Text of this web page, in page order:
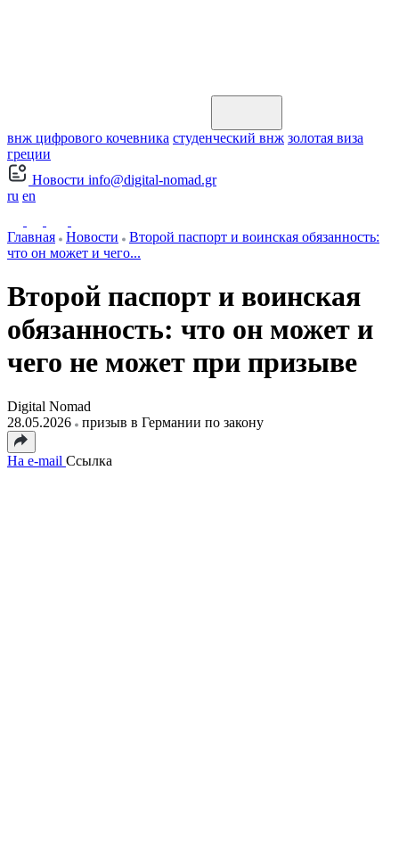
внж цифрового кочевника студенческий внж золотая виза
греции
Новости info@digital-nomad.gr
ru en
Главная Новости
Второй паспорт и воинская обязанность:
что он может и чего...
Второй паспорт и воинская
обязанность: что он может и
чего не может при призыве
Digital Nomad
28.05.2026
призыв в Германии по закону
На e-mail Ссылка